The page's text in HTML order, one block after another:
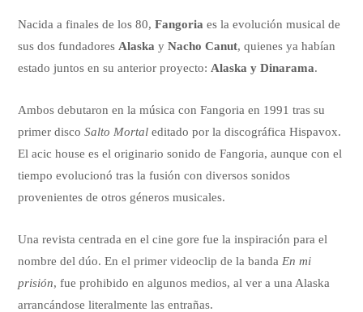
Nacida a finales de los 80,Fangoria es la evolución musical de
sus dos fundadores Alaska yNacho Canut, quienes ya habían
estado juntos en su anterior proyecto: Alaska y Dinarama.
Ambos debutaron en la música con Fangoria en 1991 tras su
primer discoSalto Mortal editado por la discográfica Hispavox.
El acic house es el originario sonido de Fangoria, aunque con el
tiempo evolucionó tras la fusión con diversos sonidos
provenientes de otros géneros musicales.
Una revista centrada en el cine gore fue la inspiración para el
nombre del dúo. En el primer videoclip de la banda En mi
prisión, fue prohibido en algunos medios, al ver a una Alaska
arrancándose literalmente las entrañas.